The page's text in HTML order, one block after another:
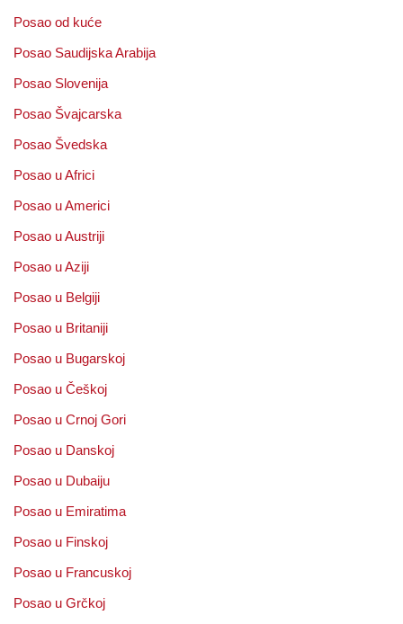
Posao od kuće
Posao Saudijska Arabija
Posao Slovenija
Posao Švajcarska
Posao Švedska
Posao u Africi
Posao u Americi
Posao u Austriji
Posao u Aziji
Posao u Belgiji
Posao u Britaniji
Posao u Bugarskoj
Posao u Češkoj
Posao u Crnoj Gori
Posao u Danskoj
Posao u Dubaiju
Posao u Emiratima
Posao u Finskoj
Posao u Francuskoj
Posao u Grčkoj